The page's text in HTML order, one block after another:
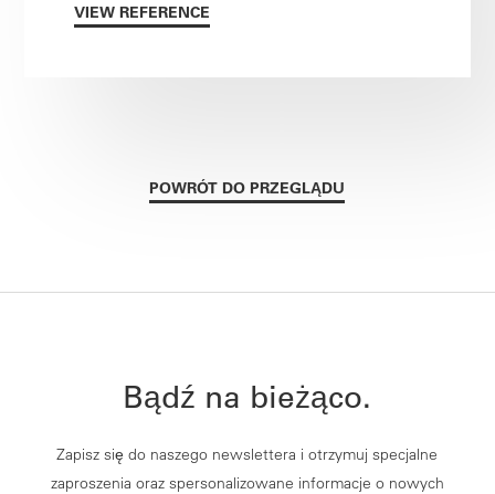
VIEW REFERENCE
POWRÓT DO PRZEGLĄDU
Bądź na bieżąco.
Zapisz się do naszego newslettera i otrzymuj specjalne
zaproszenia oraz spersonalizowane informacje o nowych